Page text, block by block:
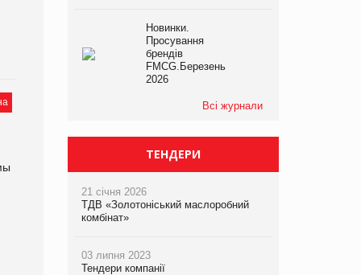
Новинки.
Просування
брендів
FMCG.Березень
2026
Всі журнали
ТЕНДЕРИ
21 січня 2026
ТДВ «Золотоніський маслоробний
комбінат»
03 липня 2023
Тендери компанії